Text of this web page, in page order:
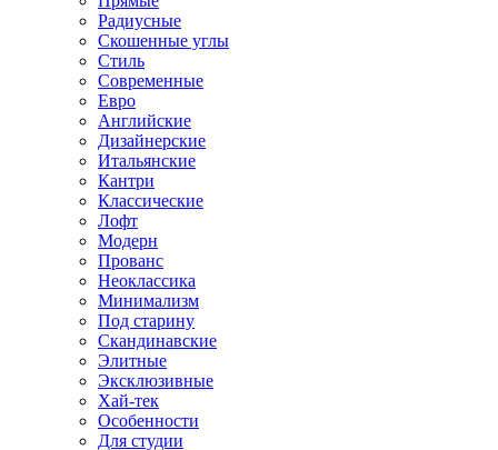
Радиусные
Скошенные углы
Стиль
Современные
Евро
Английские
Дизайнерские
Итальянские
Кантри
Классические
Лофт
Модерн
Прованс
Неоклассика
Минимализм
Под старину
Скандинавские
Элитные
Эксклюзивные
Хай-тек
Особенности
Для студии